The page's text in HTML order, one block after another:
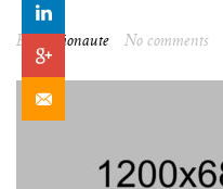
By spationaute No comments